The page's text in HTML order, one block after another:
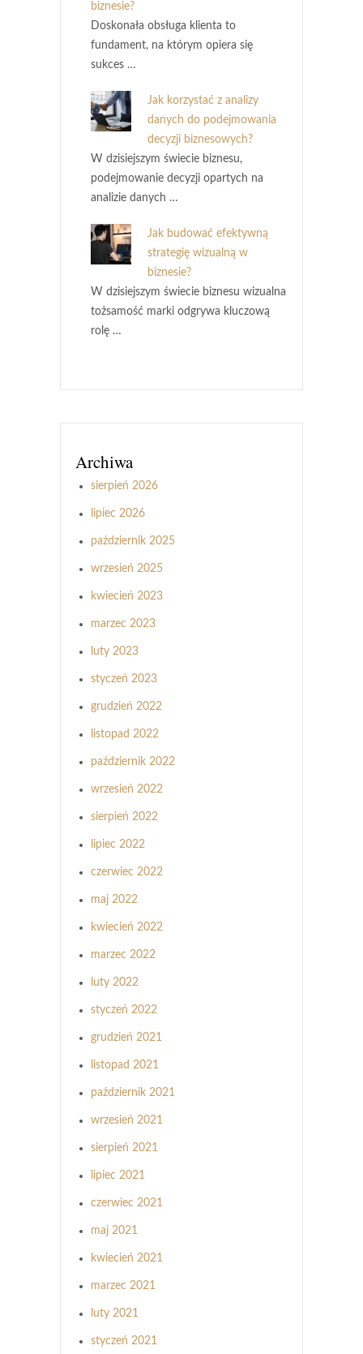
biznesie?
Doskonała obsługa klienta to
fundament, na którym opiera się
sukces …
Jak korzystać z analizy
danych do podejmowania
decyzji biznesowych?
W dzisiejszym świecie biznesu,
podejmowanie decyzji opartych na
analizie danych …
Jak budować efektywną
strategię wizualną w
biznesie?
W dzisiejszym świecie biznesu wizualna
tożsamość marki odgrywa kluczową
rolę …
Archiwa
sierpień 2026
lipiec 2026
październik 2025
wrzesień 2025
kwiecień 2023
marzec 2023
luty 2023
styczeń 2023
grudzień 2022
listopad 2022
październik 2022
wrzesień 2022
sierpień 2022
lipiec 2022
czerwiec 2022
maj 2022
kwiecień 2022
marzec 2022
luty 2022
styczeń 2022
grudzień 2021
listopad 2021
październik 2021
wrzesień 2021
sierpień 2021
lipiec 2021
czerwiec 2021
maj 2021
kwiecień 2021
marzec 2021
luty 2021
styczeń 2021